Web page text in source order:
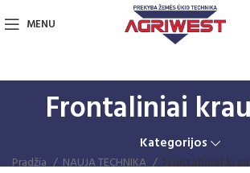
MENU
Frontaliniai
Kategorijos
Pradžia NAUJA TECHNIKA
Frontaliniai